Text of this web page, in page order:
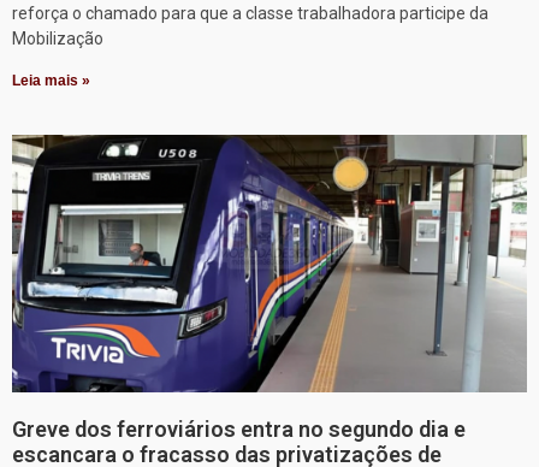
reforça o chamado para que a classe trabalhadora participe da
Mobilização
Leia mais »
Greve dos ferroviários entra no segundo dia e
escancara o fracasso das privatizações de